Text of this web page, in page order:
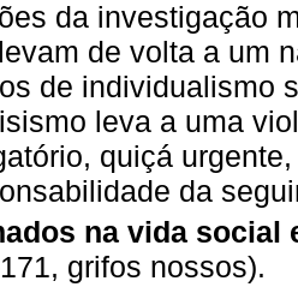
da investigação
de volta a um
de individualismo
leva a uma
quiçá
da
na vida social
grifos nossos).